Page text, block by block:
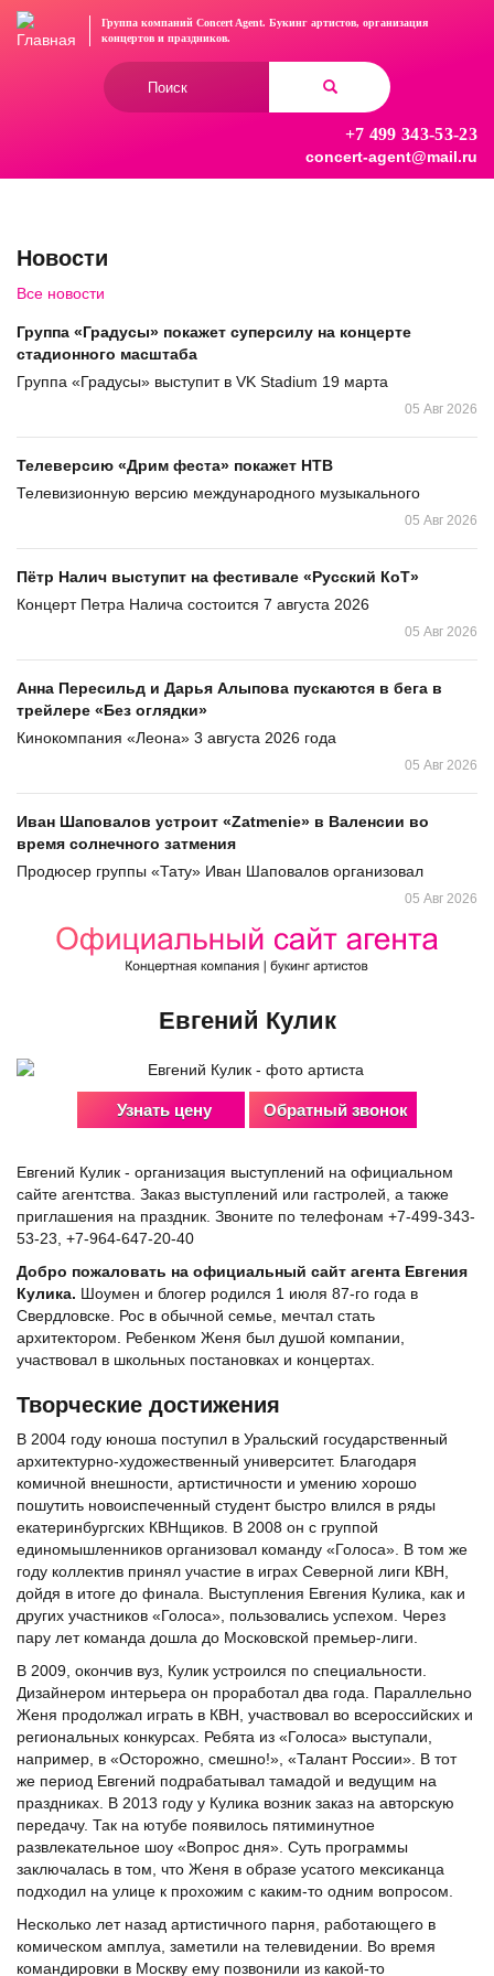
Перейти
Группа компаний Concert Agent. Букинг артистов, организация
концертови праздников.
+7 499 343-53-23
concert-agent@mail.ru
Новости
Все новости
Группа «Градусы» покажет суперсилу на концерте
стадионного масштаба
Группа «Градусы» выступит в VK Stadium 19 марта
05 Авг 2026
Телеверсию «Дрим феста» покажет НТВ
Телевизионную версию международного музыкального
05 Авг 2026
Пётр Налич выступит на фестивале «Русский КоТ»
Концерт Петра Налича состоится 7 августа 2026
05 Авг 2026
Анна Пересильд и Дарья Алыпова пускаются в бега в
трейлере «Без оглядки»
Кинокомпания «Леона» 3 августа 2026 года
05 Авг 2026
Иван Шаповалов устроит «Zatmenie» в Валенсии во
время солнечного затмения
Продюсер группы «Тату» Иван Шаповалов организовал
05 Авг 2026
Евгений Кулик
Узнать цену Обратный звонок
Евгений Кулик - организация выступлений на официальном
сайте агентства. Заказ выступлений или гастролей, а также
приглашения на праздник. Звоните по телефонам +7-499-343-
53-23, +7-964-647-20-40
Добро пожаловать на официальный сайт агента Евгения
Кулика. Шоумен и блогер родился 1 июля 87-го года в
Свердловске. Рос в обычной семье, мечтал стать
архитектором. Ребенком Женя был душой компании,
участвовал в школьных постановках и концертах.
Творческие достижения
В 2004 году юноша поступил в Уральский государственный
архитектурно-художественный университет. Благодаря
комичной внешности, артистичности и умению хорошо
пошутить новоиспеченный студент быстро влился в ряды
екатеринбургских КВНщиков. В 2008 он с группой
единомышленников организовал команду «Голоса». В том же
году коллектив принял участие в играх Северной лиги КВН,
дойдя в итоге до финала. Выступления Евгения Кулика, как и
других участников «Голоса», пользовались успехом. Через
пару лет команда дошла до Московской премьер-лиги.
В 2009, окончив вуз, Кулик устроился по специальности.
Дизайнером интерьера он проработал два года. Параллельно
Женя продолжал играть в КВН, участвовал во всероссийских и
региональных конкурсах. Ребята из «Голоса» выступали,
например, в «Осторожно, смешно!», «Талант России». В тот
же период Евгений подрабатывал тамадой и ведущим на
праздниках. В 2013 году у Кулика возник заказ на авторскую
передачу. Так на ютубе появилось пятиминутное
развлекательное шоу «Вопрос дня». Суть программы
заключалась в том, что Женя в образе усатого мексиканца
подходил на улице к прохожим с каким-то одним вопросом.
Несколько лет назад артистичного парня, работающего в
комическом амплуа, заметили на телевидении. Во время
командировки в Москву ему позвонили из какой-то